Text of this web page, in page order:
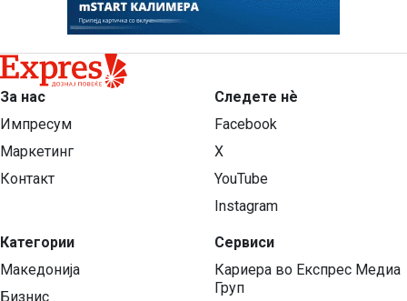
За нас
Импресум
Маркетинг
Контакт
Категории
Македонија
Бизнис
Следете нѐ
Facebook
X
YouTube
Instagram
Сервиси
Кариера во Експрес Медиа
Груп